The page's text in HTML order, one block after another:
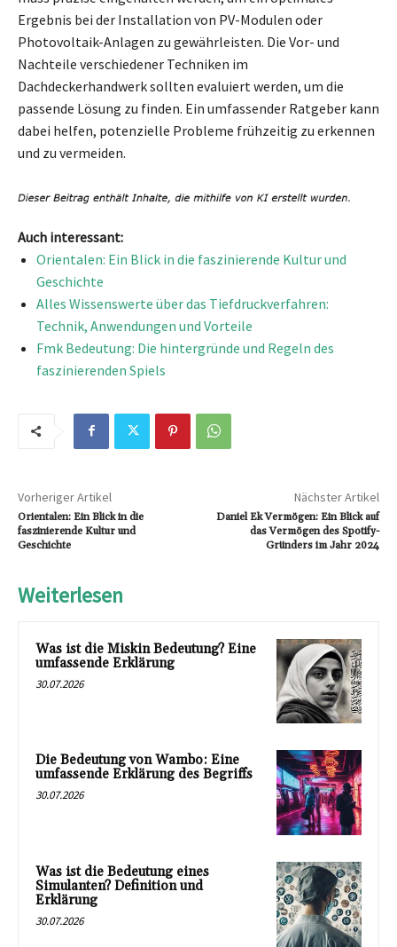
Ergebnis bei der Installation von PV-Modulen oder
Photovoltaik-Anlagen zu gewährleisten. Die Vor- und
Nachteile verschiedener Techniken im
Dachdeckerhandwerk sollten evaluiert werden, um die
passende Lösung zu finden. Ein umfassender Ratgeber kann
dabei helfen, potenzielle Probleme frühzeitig zu erkennen
und zu vermeiden.
Auch interessant:
Orientalen: Ein Blick in die faszinierende Kultur und
Geschichte
Alles Wissenswerte über das Tiefdruckverfahren:
Technik, Anwendungen und Vorteile
Fmk Bedeutung: Die hintergründe und Regeln des
faszinierenden Spiels
Vorheriger Artikel
Orientalen: Ein Blick in die
faszinierende Kultur und
Geschichte
Nächster Artikel
Daniel Ek Vermögen: Ein Blick auf
das Vermögen des Spotify-
Gründers im Jahr 2024
Weiterlesen
Was ist die Miskin Bedeutung? Eine
umfassende Erklärung
30.07.2026
Die Bedeutung von Wambo: Eine
umfassende Erklärung des Begriffs
30.07.2026
Was ist die Bedeutung eines
Simulanten? Definition und
Erklärung
30.07.2026